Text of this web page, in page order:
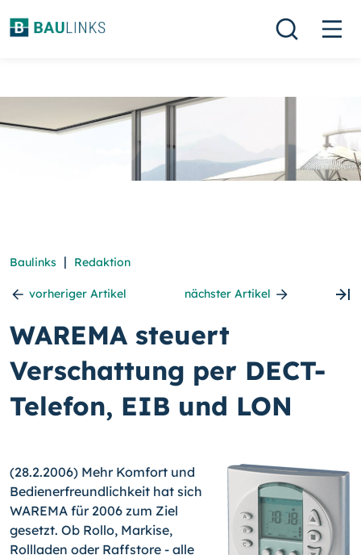
Baulinks | Redaktion
vorheriger Artikel nächster Artikel
WAREMA steuert
Verschattung per DECT-
Telefon, EIB und LON
(28.2.2006) Mehr Komfort und
Bedienerfreundlichkeit hat sich
WAREMA für 2006 zum Ziel
gesetzt. Ob Rollo, Markise,
Rollladen oder Raffstore - alle